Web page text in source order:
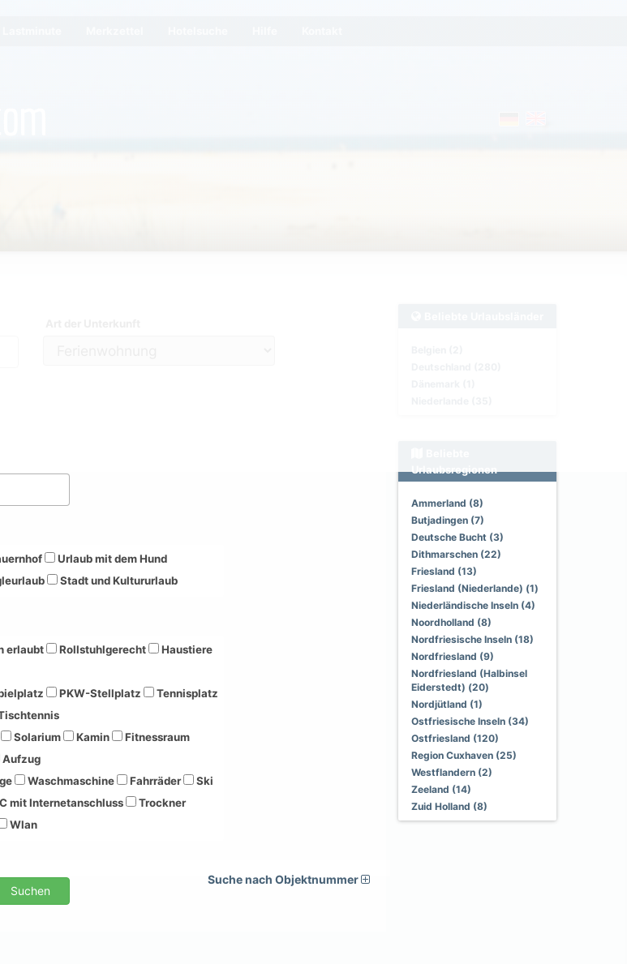
Urlaub mit dem Hund
Stadt und Kultururlaub
erlaubt Rollstuhlgerecht
Haustiere
PKW-Stellplatz
Tennisplatz
Solarium Kamin
Fitnessraum
Aufzug
Waschmaschine Fahrräder
Ski
mit Internetanschluss
Trockner
Wlan
Suchen
Suche nach Objektnummer
Urlaubsregionen
Ammerland (8)
Butjadingen (7)
Deutsche Bucht (3)
Dithmarschen (22)
Friesland (13)
Friesland (Niederlande) (1)
Niederländische Inseln (4)
Noordholland (8)
Nordfriesische Inseln (18)
Nordfriesland (9)
Nordfriesland (Halbinsel
Eiderstedt) (20)
Nordjütland (1)
Ostfriesische Inseln (34)
Ostfriesland (120)
Region Cuxhaven (25)
Westflandern (2)
Zeeland (14)
Zuid Holland (8)